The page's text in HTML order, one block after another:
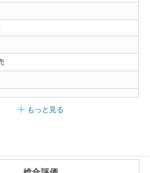
もっと見る